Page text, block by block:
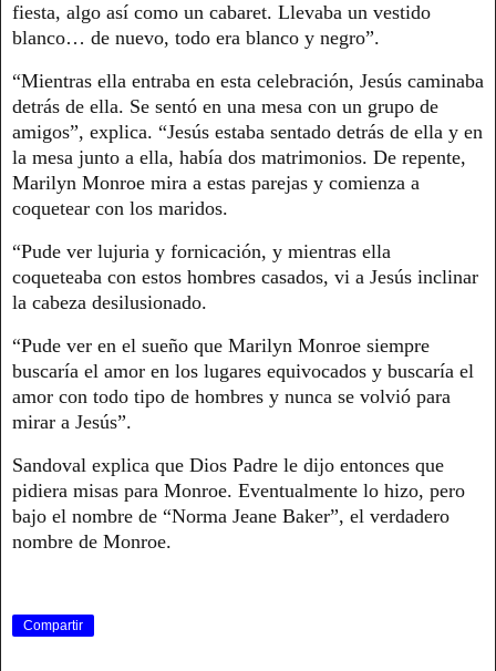
fiesta, algo así como un cabaret. Llevaba un vestido
blanco… de nuevo, todo era blanco y negro”.
“Mientras ella entraba en esta celebración, Jesús caminaba
detrás de ella. Se sentó en una mesa con un grupo de
amigos”, explica. “Jesús estaba sentado detrás de ella y en
la mesa junto a ella, había dos matrimonios. De repente,
Marilyn Monroe mira a estas parejas y comienza a
coquetear con los maridos.
“Pude ver lujuria y fornicación, y mientras ella
coqueteaba con estos hombres casados, vi a Jesús inclinar
la cabeza desilusionado.
“Pude ver en el sueño que Marilyn Monroe siempre
buscaría el amor en los lugares equivocados y buscaría el
amor con todo tipo de hombres y nunca se volvió para
mirar a Jesús”.
Sandoval explica que Dios Padre le dijo entonces que
pidiera misas para Monroe. Eventualmente lo hizo, pero
bajo el nombre de “Norma Jeane Baker”, el verdadero
nombre de Monroe.
Compartir